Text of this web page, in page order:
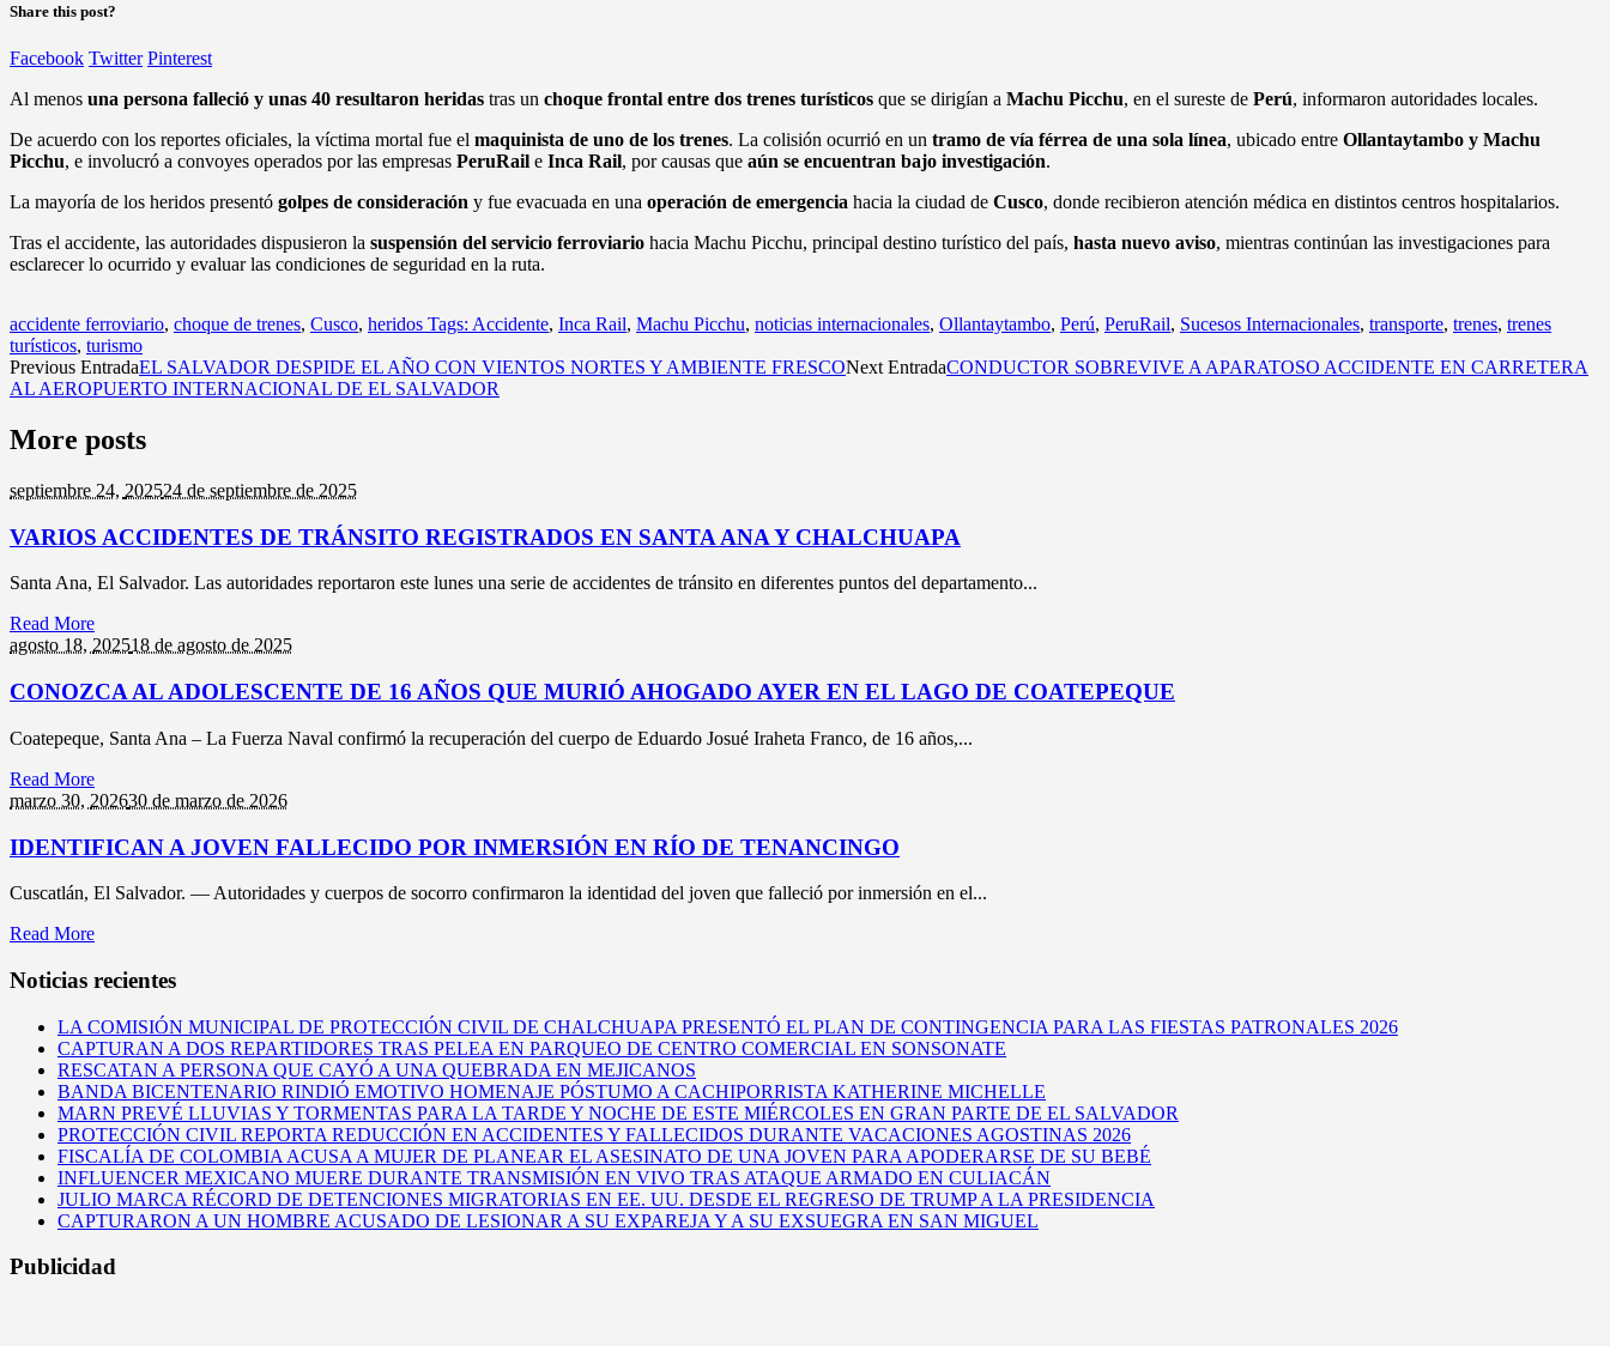
Share this post?
Facebook Twitter Pinterest
Al menos una persona falleció y unas 40 resultaron heridas tras un choque frontal entre dos trenes turísticos que se dirigían a Machu Picchu, en el sureste de Perú, informaron autoridades locales.
De acuerdo con los reportes oficiales, la víctima mortal fue el maquinista de uno de los trenes. La colisión ocurrió en un tramo de vía férrea de una sola línea, ubicado entre Ollantaytambo y Machu
Picchu, e involucró a convoyes operados por las empresas PeruRail e Inca Rail, por causas que aún se encuentran bajo investigación.
La mayoría de los heridos presentó golpes de consideración y fue evacuada en una operación de emergencia hacia la ciudad de Cusco, donde recibieron atención médica en distintos centros hospitalarios.
Tras el accidente, las autoridades dispusieron la suspensión del servicio ferroviario hacia Machu Picchu, principal destino turístico del país, hasta nuevo aviso, mientras continúan las investigaciones para
esclarecer lo ocurrido y evaluar las condiciones de seguridad en la ruta.
accidente ferroviario, choque de trenes, Cusco, heridos Tags: Accidente, Inca Rail, Machu Picchu, noticias internacionales, Ollantaytambo, Perú, PeruRail, Sucesos Internacionales, transporte, trenes, trenes
turísticos, turismo
Previous EntradaEL SALVADOR DESPIDE EL AÑO CON VIENTOS NORTES Y AMBIENTE FRESCONext EntradaCONDUCTOR SOBREVIVE A APARATOSO ACCIDENTE EN CARRETERA
AL AEROPUERTO INTERNACIONAL DE EL SALVADOR
More posts
septiembre 24, 202524 de septiembre de 2025
VARIOS ACCIDENTES DE TRÁNSITO REGISTRADOS EN SANTA ANA Y CHALCHUAPA
Santa Ana, El Salvador. Las autoridades reportaron este lunes una serie de accidentes de tránsito en diferentes puntos del departamento...
Read More
agosto 18, 202518 de agosto de 2025
CONOZCA AL ADOLESCENTE DE 16 AÑOS QUE MURIÓ AHOGADO AYER EN EL LAGO DE COATEPEQUE
Coatepeque, Santa Ana – La Fuerza Naval confirmó la recuperación del cuerpo de Eduardo Josué Iraheta Franco, de 16 años,...
Read More
marzo 30, 202630 de marzo de 2026
IDENTIFICAN A JOVEN FALLECIDO POR INMERSIÓN EN RÍO DE TENANCINGO
Cuscatlán, El Salvador. — Autoridades y cuerpos de socorro confirmaron la identidad del joven que falleció por inmersión en el...
Read More
Noticias recientes
LA COMISIÓN MUNICIPAL DE PROTECCIÓN CIVIL DE CHALCHUAPA PRESENTÓ EL PLAN DE CONTINGENCIA PARA LAS FIESTAS PATRONALES 2026
CAPTURAN A DOS REPARTIDORES TRAS PELEA EN PARQUEO DE CENTRO COMERCIAL EN SONSONATE
RESCATAN A PERSONA QUE CAYÓ A UNA QUEBRADA EN MEJICANOS
BANDA BICENTENARIO RINDIÓ EMOTIVO HOMENAJE PÓSTUMO A CACHIPORRISTA KATHERINE MICHELLE
MARN PREVÉ LLUVIAS Y TORMENTAS PARA LA TARDE Y NOCHE DE ESTE MIÉRCOLES EN GRAN PARTE DE EL SALVADOR
PROTECCIÓN CIVIL REPORTA REDUCCIÓN EN ACCIDENTES Y FALLECIDOS DURANTE VACACIONES AGOSTINAS 2026
FISCALÍA DE COLOMBIA ACUSA A MUJER DE PLANEAR EL ASESINATO DE UNA JOVEN PARA APODERARSE DE SU BEBÉ
INFLUENCER MEXICANO MUERE DURANTE TRANSMISIÓN EN VIVO TRAS ATAQUE ARMADO EN CULIACÁN
JULIO MARCA RÉCORD DE DETENCIONES MIGRATORIAS EN EE. UU. DESDE EL REGRESO DE TRUMP A LA PRESIDENCIA
CAPTURARON A UN HOMBRE ACUSADO DE LESIONAR A SU EXPAREJA Y A SU EXSUEGRA EN SAN MIGUEL
Publicidad